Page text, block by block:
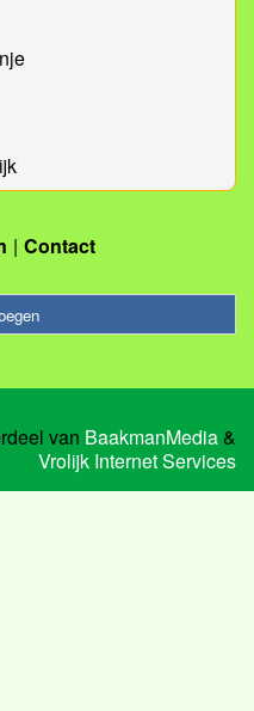
Contact
van BaakmanMedia &
Vrolijk Internet Services